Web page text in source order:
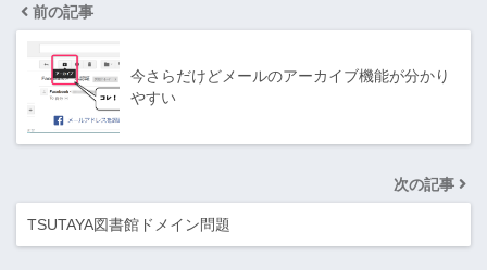
前の記事
今さらだけどメールのアーカイブ機能が分かり
やすい
次の記事
TSUTAYA図書館ドメイン問題